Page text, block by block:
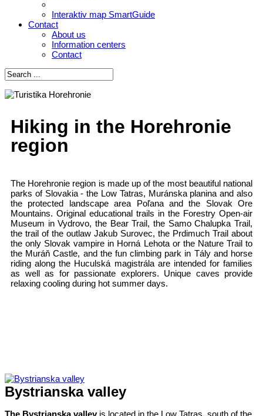
Interaktiv map SmartGuide
Contact
About us
Information centers
Contact
Hiking in the Horehronie
region
The Horehronie region is made up of the most beautiful national
parks of Slovakia - the Low Tatras, Muránska planina and also
the protected landscape area Poľana and the Slovak Ore
Mountains. Original educational trails in the Forestry Open-air
Museum in Vydrovo, the Bear Trail, the Samo Chalupka Trail,
the trail of the outlaw Jakub Surovec, the Prdimuch Trail about
the only Slovak vampire in Horná Lehota or the Nature Trail to
the Muráň Castle, and the fun climbing park in Tály and horse
riding along the Huculská magistrála are intended for families
as well as for passionate explorers. Unique caves provide
relaxing cooling during hot summer days.
Bystrianska valley
The Bystrianska valleyis located in the Low Tatras, south of the